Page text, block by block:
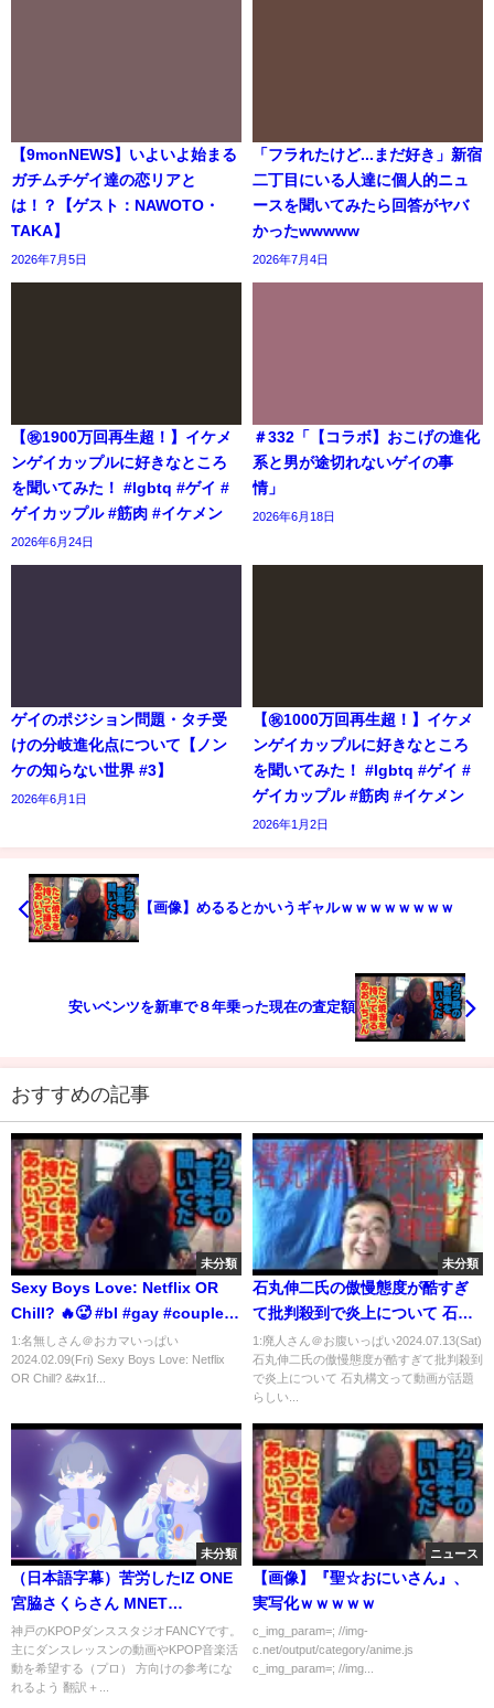
【9monNEWS】いよいよ始まる
ガチムチゲイ達の恋リアと
は！？【ゲスト：NAWOTO・
TAKA】
2026年7月5日
「フラれたけど...まだ好き」新宿
二丁目にいる人達に個人的ニュ
ースを聞いてみたら回答がヤバ
かったwwwww
2026年7月4日
【㊗️1900万回再生超！】イケメ
ンゲイカップルに好きなところ
を聞いてみた！ #lgbtq #ゲイ #
ゲイカップル #筋肉 #イケメン
2026年6月24日
＃332「【コラボ】おこげの進化
系と男が途切れないゲイの事
情」
2026年6月18日
ゲイのポジション問題・タチ受
けの分岐進化点について【ノン
ケの知らない世界 #3】
2026年6月1日
【㊗️1000万回再生超！】イケメ
ンゲイカップルに好きなところ
を聞いてみた！ #lgbtq #ゲイ #
ゲイカップル #筋肉 #イケメン
2026年1月2日
【画像】めるるとかいうギャルｗｗｗｗｗｗｗｗ
安いベンツを新車で８年乗った現在の査定額
おすすめの記事
未分類
Sexy Boys Love: Netflix OR
Chill? 🔥🥵 #bl #gay #couple #
同性カップル #ゲイカップル
#blfan #lgbt #lgbtq
1:名無しさん＠おカマいっぱい
2024.02.09(Fri) Sexy Boys Love: Netflix
OR Chill? &#x1f...
未分類
石丸伸二氏の傲慢態度が酷すぎ
て批判殺到で炎上について 石丸
構文
1:廃人さん＠お腹いっぱい2024.07.13(Sat)
石丸伸二氏の傲慢態度が酷すぎて批判殺到
で炎上について 石丸構文って動画が話題
らしい...
未分類
（日本語字幕）苦労したIZ ONE
宮脇さくらさん MNET
PRODUCE48 時代
神戸のKPOPダンススタジオFANCYです。
主にダンスレッスンの動画やKPOP音楽活
動を希望する（プロ） 方向けの参考にな
れるよう 翻訳＋...
ニュース
【画像】『聖☆おにいさん』、
実写化ｗｗｗｗｗ
c_img_param=; //img-
c.net/output/category/anime.js
c_img_param=; //img...